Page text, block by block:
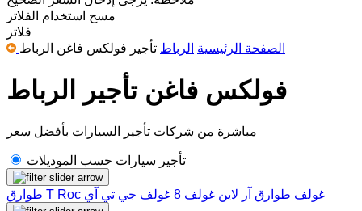
مسح استخدام الفلاتر
فلاتر
الصفحة الرئيسية الرباط تأجير فولكس فاغن الرباط
فولكس فاغن تأجير الرباط
مباشرة من شركات تأجير السيارات بأفضل سعر
تأجير سيارات حسب الموديلات
طوارق T Roc غولف طوارق آر لاين غولف 8 غولف جي تي آي